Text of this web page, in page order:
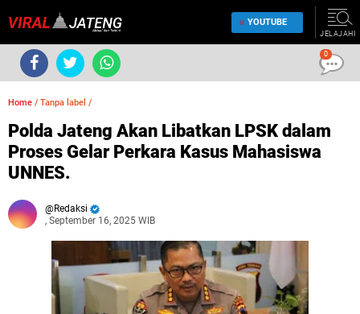
YOUTUBE
JELAJAHI
Home / Tanpa label /
Polda Jateng Akan Libatkan LPSK dalam
Proses Gelar Perkara Kasus Mahasiswa
UNNES.
Redaksi
, September 16, 2025 WIB
0